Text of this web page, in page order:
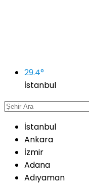
29.4°
İstanbul
İstanbul
Ankara
İzmir
Adana
Adıyaman